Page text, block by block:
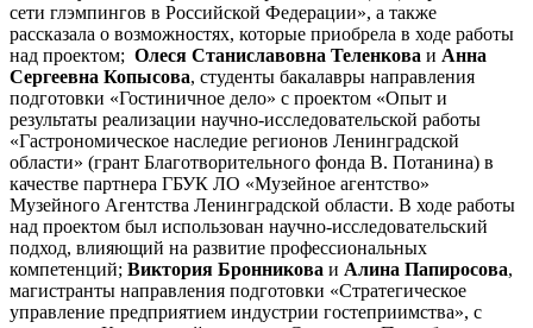
сети глэмпингов в Российской Федерации», а также
рассказала о возможностях, которые приобрела в ходе работы
над проектом; Олеся Станиславовна Теленкова и Анна
Сергеевна Копысова, студенты бакалавры направления
подготовки «Гостиничное дело» с проектом «Опыт и
результаты реализации научно-исследовательской работы
«Гастрономическое наследие регионов Ленинградской
области» (грант Благотворительного фонда В. Потанина) в
качестве партнера ГБУК ЛО «Музейное агентство»
Музейного Агентства Ленинградской области. В ходе работы
над проектом был использован научно-исследовательский
подход, влияющий на развитие профессиональных
компетенций; Виктория Бронникова и Алина Папиросова,
магистранты направления подготовки «Стратегическое
управление предприятием индустрии гостеприимства», с